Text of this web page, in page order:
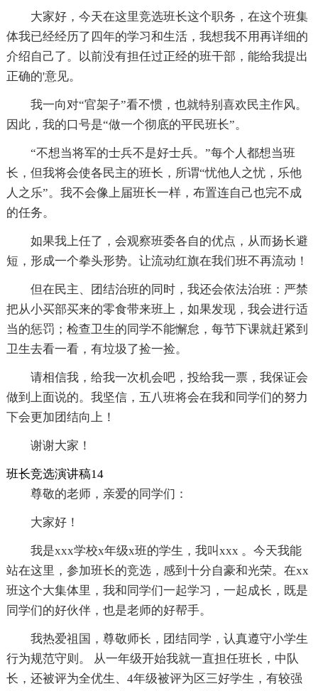
大家好，今天在这里竞选班长这个职务，在这个班集
体我已经经历了四年的学习和生活，我想我不用再详细的
介绍自己了。以前没有担任过正经的班干部，能给我提出
正确的'意见。
我一向对“官架子”看不惯，也就特别喜欢民主作风。
因此，我的口号是“做一个彻底的平民班长”。
“不想当将军的士兵不是好士兵。”每个人都想当班
长，但我将会使各民主的班长，所谓“忧他人之忧，乐他
人之乐”。我不会像上届班长一样，布置连自己也完不成
的任务。
如果我上任了，会观察班委各自的优点，从而扬长避
短，形成一个拳头形势。让流动红旗在我们班不再流动！
但在民主、团结治班的同时，我还会依法治班：严禁
把从小买部买来的零食带来班上，如果发现，我会进行适
当的惩罚；检查卫生的同学不能懈怠，每节下课就赶紧到
卫生去看一看，有垃圾了捡一捡。
请相信我，给我一次机会吧，投给我一票，我保证会
做到上面说的。我坚信，五八班将会在我和同学们的努力
下会更加团结向上！
谢谢大家！
班长竞选演讲稿14
尊敬的老师，亲爱的同学们：
大家好！
我是xxx学校x年级x班的学生，我叫xxx 。今天我能
站在这里，参加班长的竞选，感到十分自豪和光荣。在xx
班这个大集体里，我和同学们一起学习，一起成长，既是
同学们的好伙伴，也是老师的好帮手。
我热爱祖国，尊敬师长，团结同学，认真遵守小学生
行为规范守则。 从一年级开始我就一直担任班长，中队
长，还被评为全优生、4年级被评为区三好学生，有较强